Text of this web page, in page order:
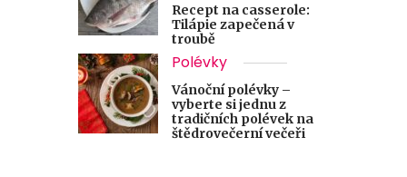
Recept na casserole:
Tilápie zapečená v
troubě
Polévky
Vánoční polévky –
vyberte si jednu z
tradičních polévek na
štědrovečerní večeři